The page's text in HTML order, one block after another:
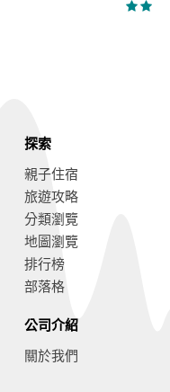
探索
親子住宿
旅遊攻略
分類瀏覽
地圖瀏覽
排行榜
部落格
公司介紹
關於我們